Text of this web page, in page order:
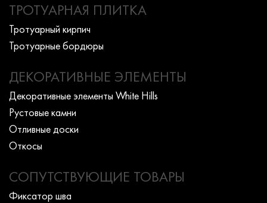
ТРОТУАРНАЯ ПЛИТКА
Тротуарный кирпич
Тротуарные бордюры
ДЕКОРАТИВНЫЕ ЭЛЕМЕНТЫ
Декоративные элементы White Hills
Рустовые камни
Отливные доски
Откосы
СОПУТСТВУЮЩИЕ ТОВАРЫ
Фиксатор шва